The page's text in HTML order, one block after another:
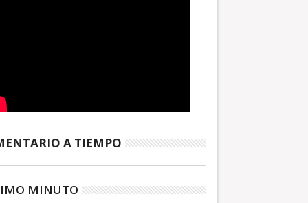
A TIEMPO
MINUTO